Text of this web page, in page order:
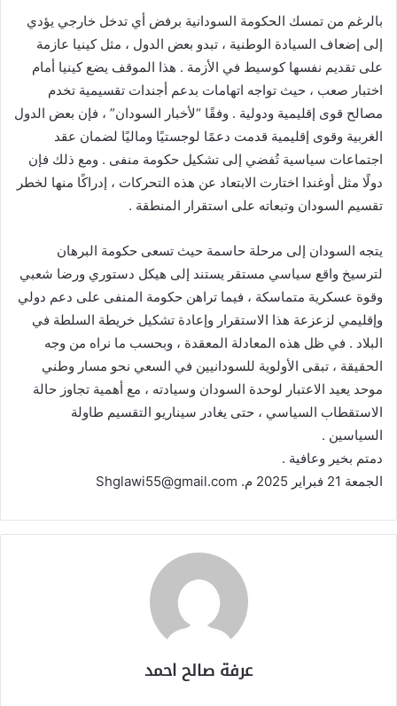
بالرغم من تمسك الحكومة السودانية برفض أي تدخل خارجي يؤدي
إلى إضعاف السيادة الوطنية ، تبدو بعض الدول ، مثل كينيا عازمة
على تقديم نفسها كوسيط في الأزمة . هذا الموقف يضع كينيا أمام
اختبار صعب ، حيث تواجه اتهامات بدعم أجندات تقسيمية تخدم
مصالح قوى إقليمية ودولية . وفقًا “لأخبار السودان” ، فإن بعض الدول
الغربية وقوى إقليمية قدمت دعمًا لوجستيًا وماليًا لضمان عقد
اجتماعات سياسية تُفضي إلى تشكيل حكومة منفى . ومع ذلك فإن
دولًا مثل أوغندا اختارت الابتعاد عن هذه التحركات ، إدراكًا منها لخطر
تقسيم السودان وتبعاته على استقرار المنطقة .
يتجه السودان إلى مرحلة حاسمة حيث تسعى حكومة البرهان
لترسيخ واقع سياسي مستقر يستند إلى هيكل دستوري ورضا شعبي
وقوة عسكرية متماسكة ، فيما تراهن حكومة المنفى على دعم دولي
وإقليمي لزعزعة هذا الاستقرار وإعادة تشكيل خريطة السلطة في
البلاد . في ظل هذه المعادلة المعقدة ، وبحسب ما نراه من وجه
الحقيقة ، تبقى الأولوية للسودانيين في السعي نحو مسار وطني
موحد يعيد الاعتبار لوحدة السودان وسيادته ، مع أهمية تجاوز حالة
الاستقطاب السياسي ، حتى يغادر سيناريو التقسيم طاولة
السياسين .
دمتم بخير وعافية .
الجمعة 21 فبراير 2025 م. Shglawi55@gmail.com
عرفة صالح احمد